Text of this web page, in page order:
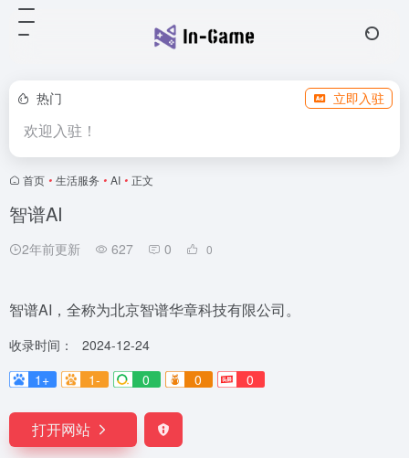
热门 立即入驻
欢迎入驻！
首页 • 生活服务 • AI • 正文
智谱AI
2年前更新 627 0 0
智谱AI，全称为北京智谱华章科技有限公司。
收录时间：
2024-12-24
1+
1- 0 0 0
打开网站